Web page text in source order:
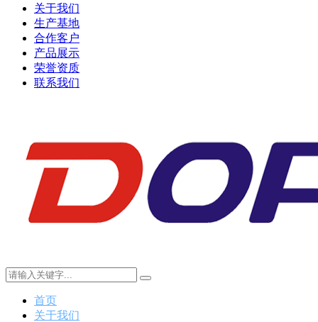
关于我们
生产基地
合作客户
产品展示
荣誉资质
联系我们
首页
关于我们